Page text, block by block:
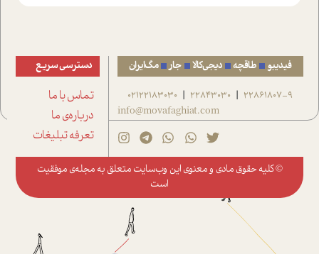
فیدیبو طاقچه دیجی‌کالا جار مگ‌ایران
22861807-9
|
22843030
|
02122183030
info@movafaghiat.com
دسترسی سریع
تماس با ما
درباره‌ی ما
تعرفه تبلیغات
© کلیه حقوق مادی و معنوی این وب‌سایت متعلق به مجله‌ی موفقیت
است